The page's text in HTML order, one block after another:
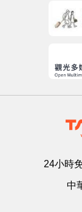
24小時
中